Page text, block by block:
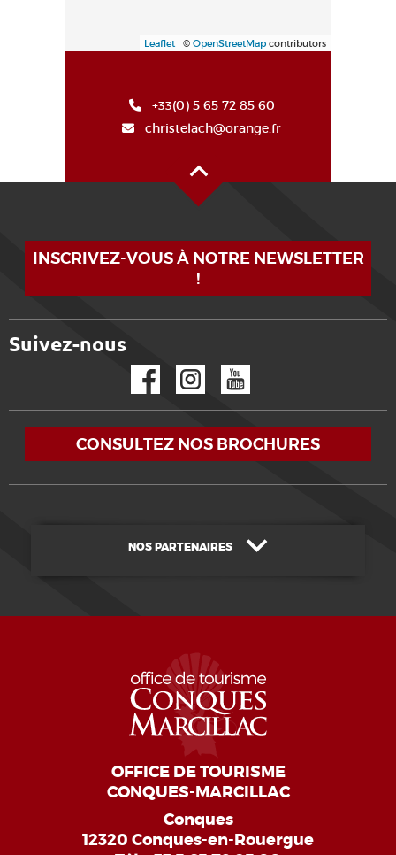
Leaflet| © OpenStreetMap contributors
+33(0) 5 65 72 85 60
christelach@orange.fr
INSCRIVEZ-VOUS À NOTRE NEWSLETTER
!
Suivez-nous
CONSULTEZ NOS BROCHURES
NOS PARTENAIRES
OFFICE DE TOURISME
CONQUES-MARCILLAC
Conques
12320 Conques-en-Rouergue